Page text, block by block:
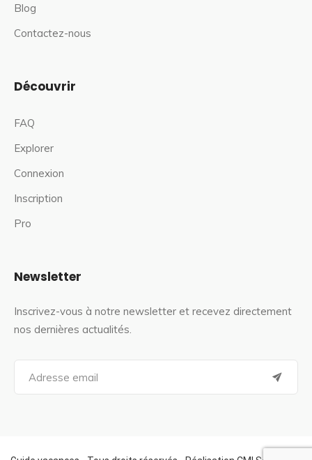
Blog
Contactez-nous
Découvrir
FAQ
Explorer
Connexion
Inscription
Pro
Newsletter
Inscrivez-vous à notre newsletter et recevez directement
nos dernières actualités.
a
f